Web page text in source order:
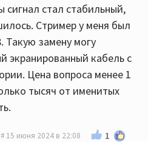
сигнал стал стабильный,
Стример у меня был
Такую замену могу
экранированный кабель с
Цена вопроса менее 1
тысяч от именитых
15 июня 2024 в 22:08 1